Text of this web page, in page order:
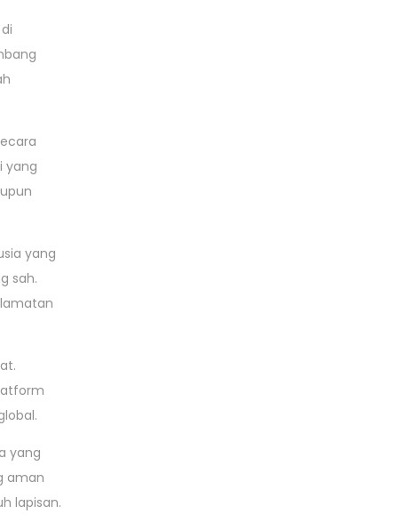
yang
yang
sah.
yang
aman
lapisan.